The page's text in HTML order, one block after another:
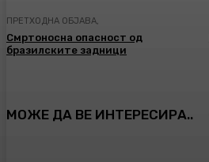
ПРЕТХОДНА ОБЈАВА,
Смртоносна опасност од
бразилските задници
МОЖЕ ДА ВЕ ИНТЕРЕСИРА..